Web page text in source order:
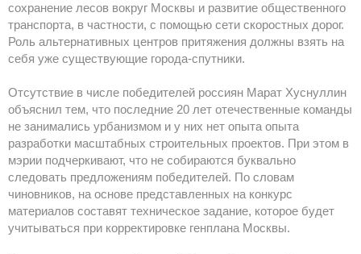
сохранение лесов вокруг Москвы и развитие общественного
транспорта, в частности, с помощью сети скоростных дорог.
Роль альтернативных центров притяжения должны взять на
себя уже существующие города-спутники.
Отсутствие в числе победителей россиян Марат Хуснуллин
объяснил тем, что последние 20 лет отечественные команды
не занимались урбанизмом и у них нет опыта опыта
разработки масштабных строительных проектов. При этом в
мэрии подчеркивают, что не собираются буквально
следовать предложениям победителей. По словам
чиновников, на основе представленных на конкурс
материалов составят техническое задание, которое будет
учитываться при корректировке генплана Москвы.